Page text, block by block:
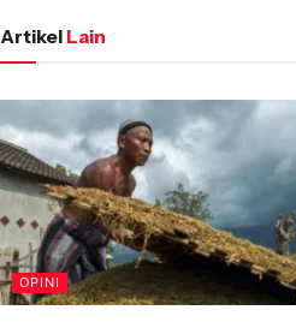
Artikel Lain
OPINI